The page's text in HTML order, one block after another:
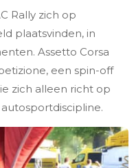
Rally zich op
plaatsvinden, in
Assetto Corsa
een spin-off
zich alleen richt op